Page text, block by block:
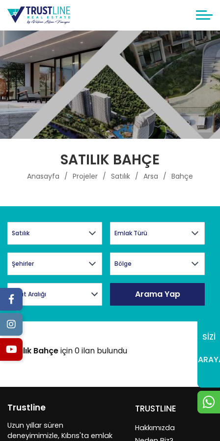
SATILIK BAHÇE
Anasayfa Projeler Satılık Arsa Bahçe
SİZİ
Fiyat Aralığı Arama Yap
Satılık Bahçeiçin 0 ilan bulundu
Trustline
Uzun yıllar süren
deneyimimizle, Kıbrıs'ta emlak
TRUSTLINE
Hakkımızda